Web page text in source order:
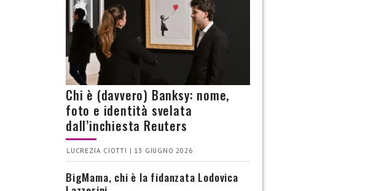
Chi è (davvero) Banksy: nome,
foto e identità svelata
dall’inchiesta Reuters
LUCREZIA CIOTTI | 13 GIUGNO 2026
BigMama, chi è la fidanzata Lodovica